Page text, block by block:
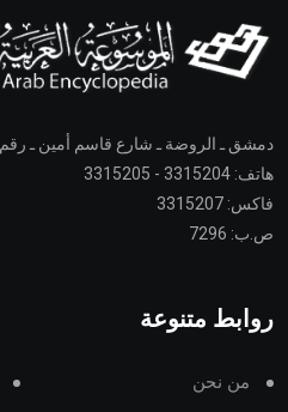
دمشق ـ الروضة ـ شارع قاسم أمين ـ رقم 39
هاتف: 3315204 - 3315205
فاكس: 3315207
ص.ب: 7296
روابط متنوعة
من نحن